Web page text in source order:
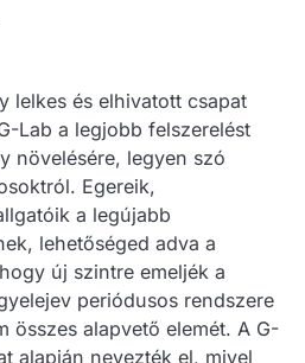
lelkes és elhivatott csapat
Lab a legjobb felszerelést
növelésére, legyen szó
Egereik,
a legújabb
lehetőséged adva a
új szintre emeljék a
periódusos rendszere
összes alapvető elemét. A G-
alapján nevezték el, mivel